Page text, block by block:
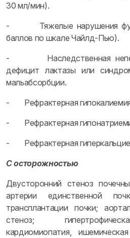
30 мл/мин).
- Тяжелые нарушения
баллов по шкале Чайлд-Пью).
- Наследственная
дефицит лактазы или
мальабсорбции.
- Рефрактерная
- Рефрактерная
- Рефрактерная
С осторожностью
Двусторонний стеноз
артерии единственной
трансплантации почки;
стеноз;
кардиомиопатия,